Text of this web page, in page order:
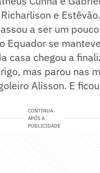
e
a ser um
Equador se
casa chegou a
mas parou nas
Alisson. E
CONTINUA
APÓS A
PUBLICIDADE